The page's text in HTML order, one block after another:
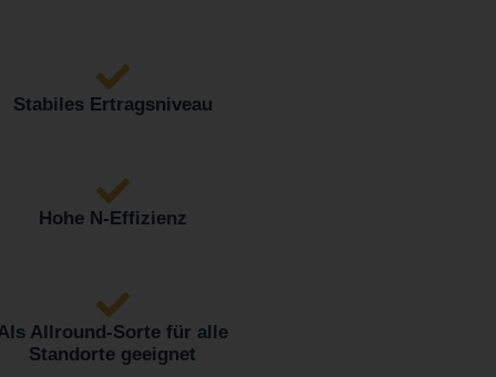
Stabiles Ertragsniveau
Hohe N-Effizienz
Allround-Sorte für alle
Standorte geeignet